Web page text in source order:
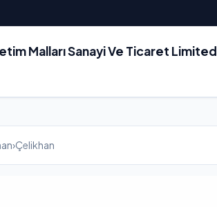
Malları Sanayi Ve Ticaret Limited
›Çelikhan